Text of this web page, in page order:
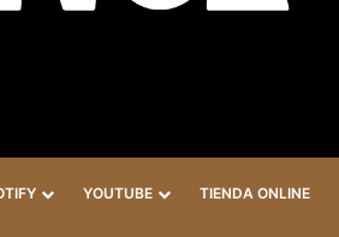
YOUTUBE TIENDA ONLINE